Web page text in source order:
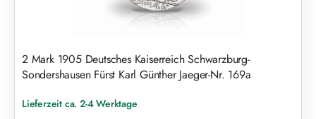
2 Mark 1905 Deutsches Kaiserreich Schwarzburg-
Sondershausen Fürst Karl Günther Jaeger-Nr. 169a
Lieferzeit ca. 2-4 Werktage